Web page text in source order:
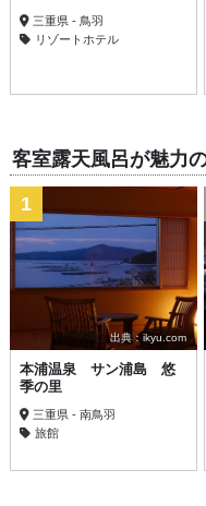
三重県 - 鳥羽
リゾートホテル
客室露天風呂が魅力
出典：ikyu.com
1
本浦温泉 サン浦島 悠
季の里
三重県 - 南鳥羽
旅館